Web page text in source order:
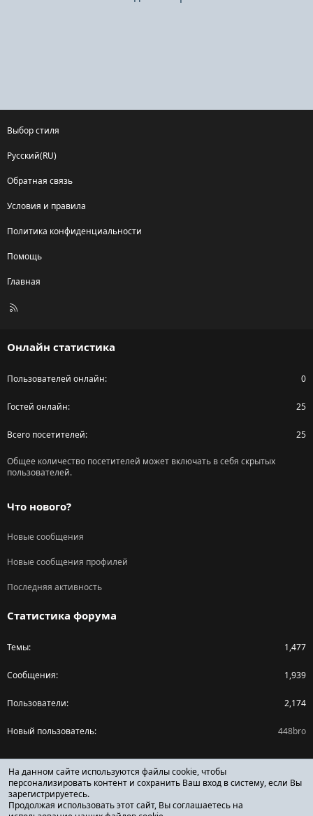
Выбор стиля
Русский(RU)
Обратная связь
Условия и правила
Политика конфиденциальности
Помощь
Главная
R
Онлайн статистика
Пользователей онлайн 0
Гостей онлайн 25
Всего посетителей 25
Общее количество посетителей может включать в себя скрытых
пользователей.
Что нового?
Новые сообщения
Новые сообщения профилей
Последняя активность
Статистика форума
Темы 1,477
Сообщения 1,939
Пользователи 2,174
Новый пользователь 448bro
Поделиться страницей
Facebook
X (Twitter)
Reddit
На данном сайте используются файлы cookie, чтобы
персонализировать контент и сохранить Ваш вход в систему, если Вы
зарегистрируетесь.
Продолжая использовать этот сайт, Вы соглашаетесь на